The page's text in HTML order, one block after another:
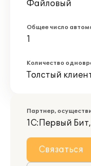
Файловый
Общее число
1
Количество
Толстый
Партнер,
1С:Первый
Связаться